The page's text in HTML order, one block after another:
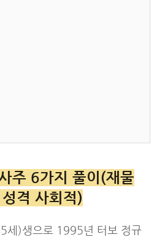
주 6가지 풀이(재물
격 사회적)
세)생으로 1995년 터보 정규